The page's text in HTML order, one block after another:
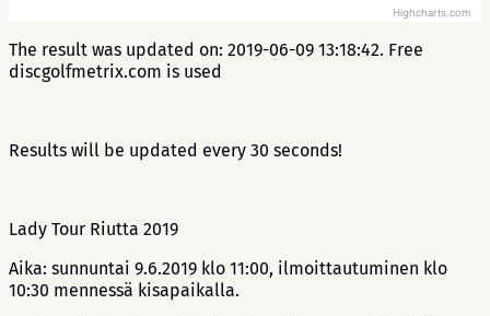
Highcharts.com
The result was updated on: 2019-06-09 13:18:42. Free
discgolfmetrix.com is used
Results will be updated every 30 seconds!
Lady Tour Riutta 2019
Aika: sunnuntai 9.6.2019 klo 11:00, ilmoittautuminen klo
10:30 mennessä kisapaikalla.